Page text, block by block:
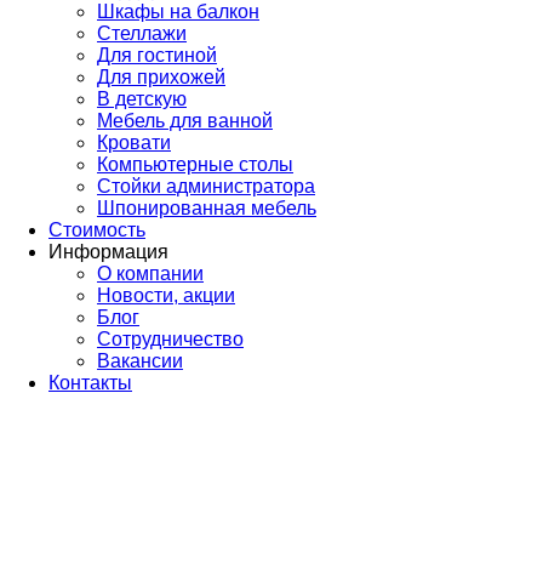
Шкафы на балкон
Стеллажи
Для гостиной
Для прихожей
В детскую
Мебель для ванной
Кровати
Компьютерные столы
Стойки администратора
Шпонированная мебель
Стоимость
Информация
О компании
Новости, акции
Блог
Сотрудничество
Вакансии
Контакты